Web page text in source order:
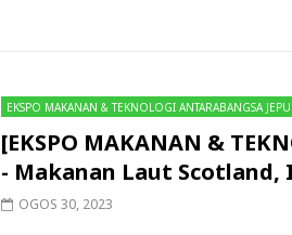
EKSPO MAKANAN & TEKNOLOGI ANTARABANGSA
[EKSPO MAKANAN &
- Makanan Laut Scotland,
OGOS 30, 2023